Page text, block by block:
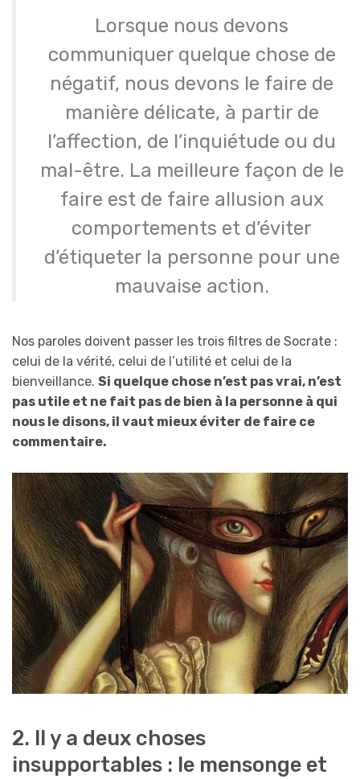
Lorsque nous devons
communiquer quelque chose de
négatif, nous devons le faire de
manière délicate, à partir de
l’affection, de l’inquiétude ou du
mal-être. La meilleure façon de le
faire est de faire allusion aux
comportements et d’éviter
d’étiqueter la personne pour une
mauvaise action.
Nos paroles doivent passer les trois filtres de Socrate :
celui de la vérité, celui de l’utilité et celui de la
bienveillance. Si quelque chose n’est pas vrai, n’est
pas utile et ne fait pas de bien à la personne à qui
nous le disons, il vaut mieux éviter de faire ce
commentaire.
2. Il y a deux choses
insupportables : le mensonge et